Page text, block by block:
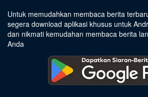
Untuk memudahkan membaca berita
segera download aplikasi khusus untuk
dan nikmati kemudahan membaca berita
Anda